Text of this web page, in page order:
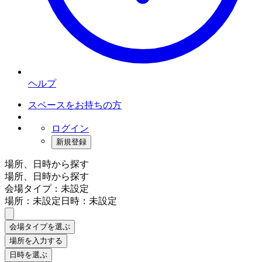
ヘルプ
スペースをお持ちの方
ログイン
新規登録
場所、日時から探す
場所、日時から探す
会場タイプ：未設定
場所：未設定日時：未設定
会場タイプを選ぶ
場所を入力する
日時を選ぶ